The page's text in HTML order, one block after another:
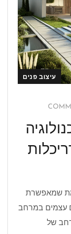
עיצוב פנים
שמאפשרת
עצמים במרחב
רחב של